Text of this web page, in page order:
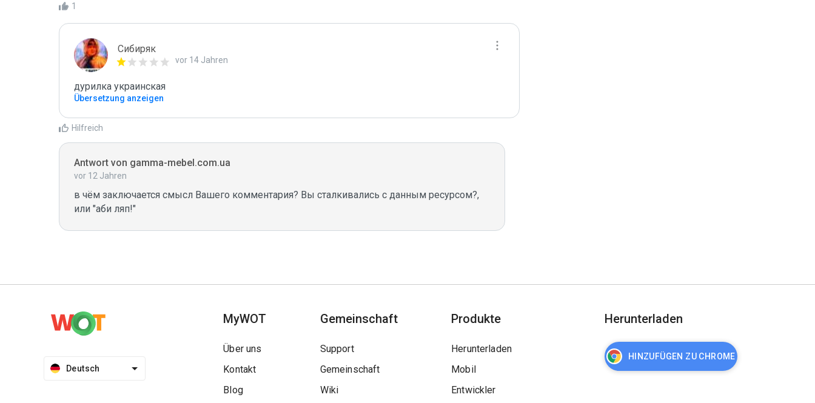
1
Сибиряк
vor 14 Jahren
дурилка украинская
Übersetzung anzeigen
Hilfreich
Antwort von gamma-mebel.com.ua
vor 12 Jahren
в чём заключается смысл Вашего комментария? Вы сталкивались с данным ресурсом?,
или "аби ляп!"
Deutsch
MyWOT
Über uns
Kontakt
Blog
Gemeinschaft
Support
Gemeinschaft
Wiki
Produkte
Herunterladen
Mobil
Entwickler
Herunterladen
HINZUFÜGEN ZU CHROME